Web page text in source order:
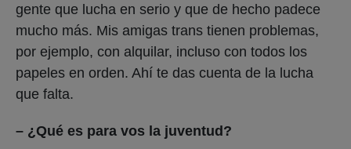
gente que lucha en serio y que de hecho padece
mucho más. Mis amigas trans tienen problemas,
por ejemplo, con alquilar, incluso con todos los
papeles en orden. Ahí te das cuenta de la lucha
que falta.
– ¿Qué es para vos la juventud?